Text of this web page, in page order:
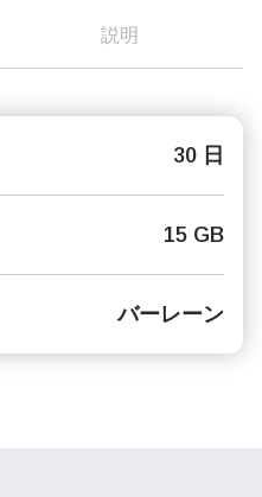
説明
30 日
15 GB
バーレーン